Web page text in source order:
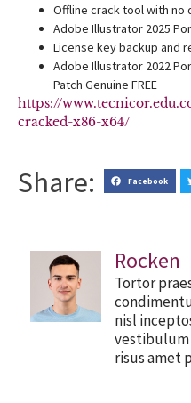
Offline crack tool with no
Adobe Illustrator 2025
License key backup and
Adobe Illustrator 2022
Patch Genuine FREE
https://
cracked-x86-x64/
Share: Facebook
Rocken
Tortor
nisl
risus amet